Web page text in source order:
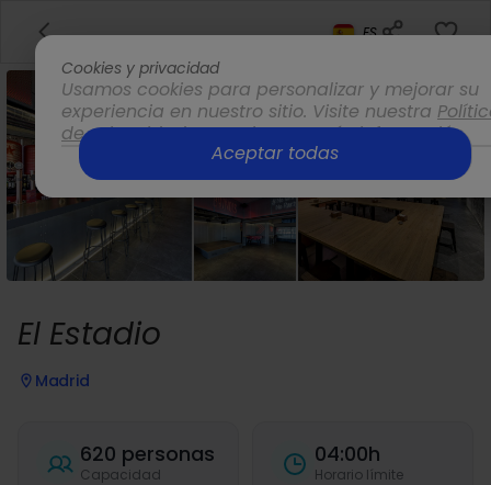
ES
El Estadio
Madrid
620 personas
Capacidad
04:00h
Horario límite
Cookies y privacidad
Usamos cookies para personalizar y mejorar su
experiencia en nuestro sitio. Visite nuestra
de privacidadpara obtener más información.
Opciones
Aceptar todas